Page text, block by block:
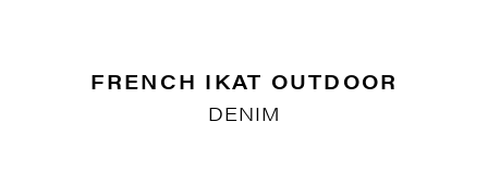
SILVER